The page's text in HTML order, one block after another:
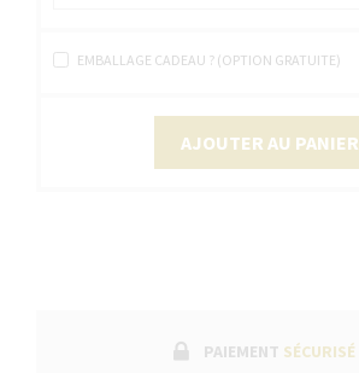
EMBALLAGE CADEAU ? (OPTION GRATUITE)
AJOUTER AU PANIER
PAIEMENT SÉCURISÉ